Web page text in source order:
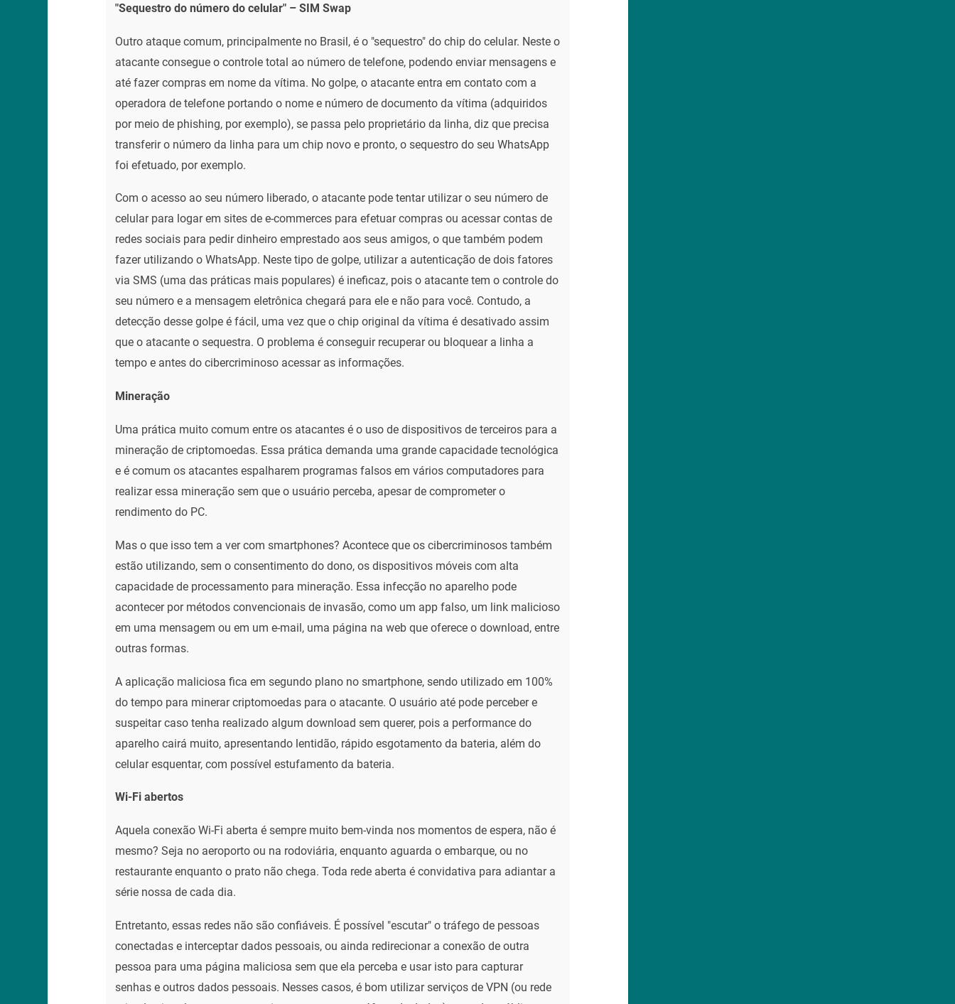
"Sequestro do número do celular" – SIM Swap
Outro ataque comum, principalmente no Brasil, é o "sequestro" do chip do celular. Neste o
atacante consegue o controle total ao número de telefone, podendo enviar mensagens e
até fazer compras em nome da vítima. No golpe, o atacante entra em contato com a
operadora de telefone portando o nome e número de documento da vítima (adquiridos
por meio de phishing, por exemplo), se passa pelo proprietário da linha, diz que precisa
transferir o número da linha para um chip novo e pronto, o sequestro do seu WhatsApp
foi efetuado, por exemplo.
Com o acesso ao seu número liberado, o atacante pode tentar utilizar o seu número de
celular para logar em sites de e-commerces para efetuar compras ou acessar contas de
redes sociais para pedir dinheiro emprestado aos seus amigos, o que também podem
fazer utilizando o WhatsApp. Neste tipo de golpe, utilizar a autenticação de dois fatores
via SMS (uma das práticas mais populares) é ineficaz, pois o atacante tem o controle do
seu número e a mensagem eletrônica chegará para ele e não para você. Contudo, a
detecção desse golpe é fácil, uma vez que o chip original da vítima é desativado assim
que o atacante o sequestra. O problema é conseguir recuperar ou bloquear a linha a
tempo e antes do cibercriminoso acessar as informações.
Mineração
Uma prática muito comum entre os atacantes é o uso de dispositivos de terceiros para a
mineração de criptomoedas. Essa prática demanda uma grande capacidade tecnológica
e é comum os atacantes espalharem programas falsos em vários computadores para
realizar essa mineração sem que o usuário perceba, apesar de comprometer o
rendimento do PC.
Mas o que isso tem a ver com smartphones? Acontece que os cibercriminosos também
estão utilizando, sem o consentimento do dono, os dispositivos móveis com alta
capacidade de processamento para mineração. Essa infecção no aparelho pode
acontecer por métodos convencionais de invasão, como um app falso, um link malicioso
em uma mensagem ou em um e-mail, uma página na web que oferece o download, entre
outras formas.
A aplicação maliciosa fica em segundo plano no smartphone, sendo utilizado em 100%
do tempo para minerar criptomoedas para o atacante. O usuário até pode perceber e
suspeitar caso tenha realizado algum download sem querer, pois a performance do
aparelho cairá muito, apresentando lentidão, rápido esgotamento da bateria, além do
celular esquentar, com possível estufamento da bateria.
Wi-Fi abertos
Aquela conexão Wi-Fi aberta é sempre muito bem-vinda nos momentos de espera, não é
mesmo? Seja no aeroporto ou na rodoviária, enquanto aguarda o embarque, ou no
restaurante enquanto o prato não chega. Toda rede aberta é convidativa para adiantar a
série nossa de cada dia.
Entretanto, essas redes não são confiáveis. É possível "escutar" o tráfego de pessoas
conectadas e interceptar dados pessoais, ou ainda redirecionar a conexão de outra
pessoa para uma página maliciosa sem que ela perceba e usar isto para capturar
senhas e outros dados pessoais. Nesses casos, é bom utilizar serviços de VPN (ou rede